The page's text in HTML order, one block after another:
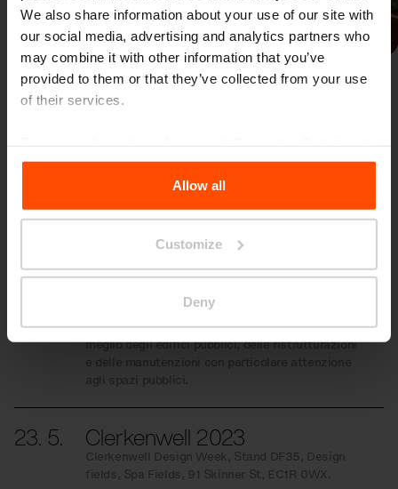
We also share information about your use of our site with
our social media, advertising and analytics partners who
may combine it with other information that you’ve
provided to them or that they’ve collected from your use
of their services.
the Processing Personal Data.
Allow all
Customize
Deny
Precedente Avanti
Più novità
23. 5. Construmat, Barcelona
, porterà dal
nuovo format di showroom che presenterà il
meglio degli edifici pubblici, delle ristrutturazioni
e delle manutenzioni con particolare attenzione
agli spazi pubblici.
23. 5. Clerkenwell 2023
Clerkenwell Design Week, Stand DF35, Design
fields, Spa Fields, 91 Skinner St, EC1R 0WX.